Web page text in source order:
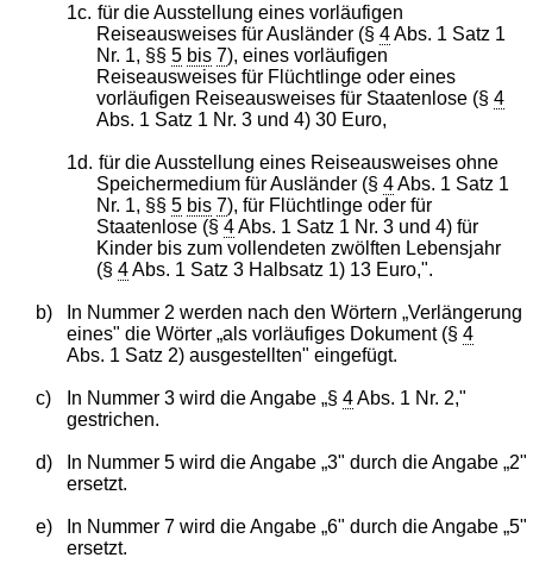
1c. für die Ausstellung eines vorläufigen
Reiseausweises für Ausländer (§4Abs. 1 Satz 1
Nr. 1, §§5 bis 7), eines vorläufigen
Reiseausweises für Flüchtlinge oder eines
vorläufigen Reiseausweises für Staatenlose (§4
Abs. 1 Satz 1 Nr. 3 und 4) 30 Euro,
1d. für die Ausstellung eines Reiseausweises ohne
Speichermedium für Ausländer (§4Abs. 1 Satz 1
Nr. 1, §§5 bis 7), für Flüchtlinge oder für
Staatenlose (§4Abs. 1 Satz 1 Nr. 3 und 4) für
Kinder bis zum vollendeten zwölften Lebensjahr
(§4Abs. 1 Satz 3 Halbsatz 1) 13 Euro,".
b)
In Nummer 2 werden nach den Wörtern „Verlängerung
eines" die Wörter „als vorläufiges Dokument (§ 4
Abs. 1 Satz 2) ausgestellten" eingefügt.
c) In Nummer 3 wird die Angabe „§ 4Abs. 1 Nr. 2,"
gestrichen.
d)
In Nummer 5 wird die Angabe „3" durch die Angabe „2"
ersetzt.
e)
In Nummer 7 wird die Angabe „6" durch die Angabe „5"
ersetzt.